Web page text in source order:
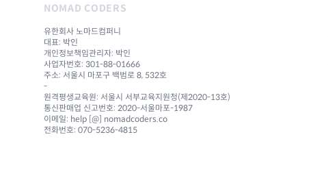
NOMAD CODERS
유한회사 노마드컴퍼니
대표: 박인
개인정보책임관리자: 박인
사업자번호: 301-88-01666
주소: 서울시 마포구 백범로 8, 532호
-
원격평생교육원: 서울시 서부교육지원청(제2020-13호)
통신판매업 신고번호: 2020-서울마포-1987
이메일: help [@] nomadcoders.co
전화번호: 070-5236-4815